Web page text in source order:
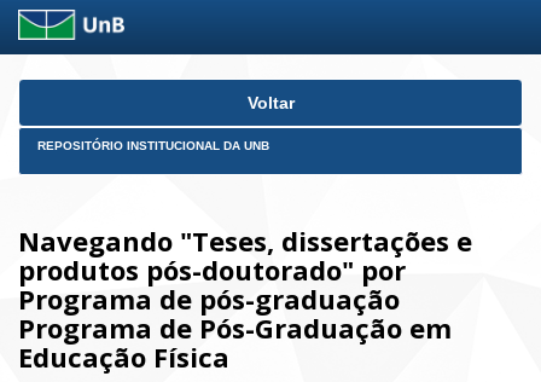
Skip
Voltar
REPOSITÓRIO INSTITUCIONAL DA UNB
Navegando "Teses, dissertações e
produtos pós-doutorado" por
Programa de pós-graduação
Programa de Pós-Graduação em
Educação Física